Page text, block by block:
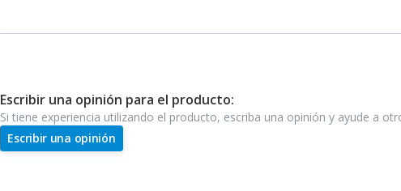
Escribir una opinión para el producto:
Si tiene experiencia utilizando el producto, escriba una opinión y ayude a
Escribir una opinión